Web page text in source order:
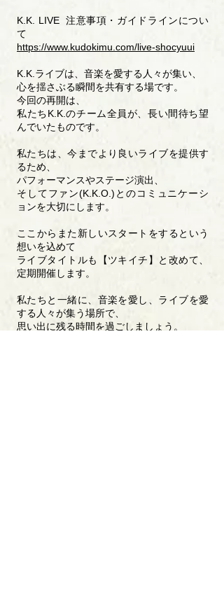
K.K. LIVE 注意事項・ガイドラインについ
て
https://www.kudokimu.com/live-shocyuui
K.K.ライブは、音楽を愛する人々が集い、
心を揺さぶる瞬間を共有する場です。
今回の再開は、
私たちK.K.のチーム全員が、長い間待ち望
んでいたものです。
私たちは、今までより良いライブを提供す
るため、
パフォーマンスやステージ演出、
そしてファン(K.K.O.)とのコミュニケーシ
ョンを大切にします。
ここからまた新しいスタートをするという
想いを込めて
ライブタイトルも【ツキイチ】と改めて、
定期開催します。
私たちと一緒に、音楽を愛し、ライブを愛
する人々が集う場所で、
思い出に残る時間を過ごしましょう。